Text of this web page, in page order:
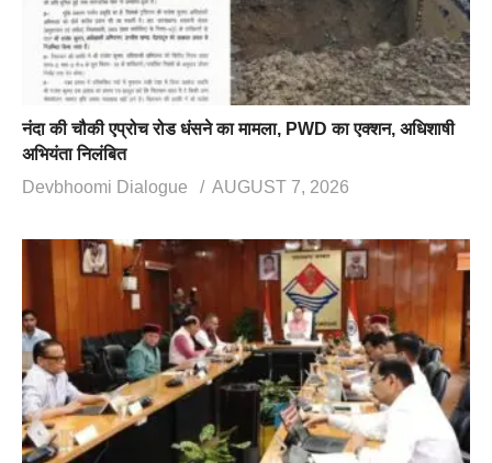
नंदा की चौकी एप्रोच रोड धंसने का मामला, PWD का एक्शन, अधिशाषी
अभियंता निलंबित
Devbhoomi Dialogue
AUGUST 7, 2026